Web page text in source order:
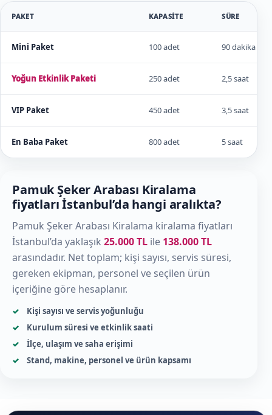
PAKET KAPASITE SÜRE
Mini Paket 100 adet 90 dakika
Yoğun Etkinlik Paketi 250 adet 2,5 saat
VIP Paket 450 adet 3,5 saat
En Baba Paket 800 adet 5 saat
Pamuk Şeker Arabası Kiralama
fiyatları İstanbul’da hangi aralıkta?
Pamuk Şeker Arabası Kiralama kiralama fiyatları
İstanbul’da yaklaşık 25.000 TL ile 138.000 TL
arasındadır. Net toplam; kişi sayısı, servis süresi,
gereken ekipman, personel ve seçilen ürün
içeriğine göre hesaplanır.
Kişi sayısı ve servis yoğunluğu
Kurulum süresi ve etkinlik saati
İlçe, ulaşım ve saha erişimi
Stand, makine, personel ve ürün kapsamı